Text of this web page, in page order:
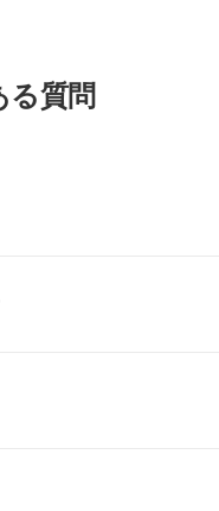
る質問